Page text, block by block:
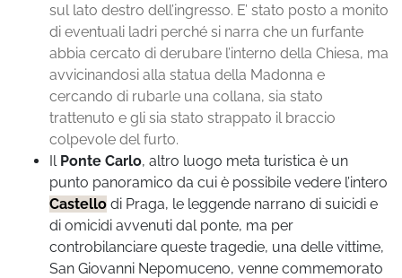
sul lato destro dell’ingresso. E’ stato posto a monito
di eventuali ladri perché si narra che un furfante
abbia cercato di derubare l’interno della Chiesa, ma
avvicinandosi alla statua della Madonna e
cercando di rubarle una collana, sia stato
trattenuto e gli sia stato strappato il braccio
colpevole del furto.
Il Ponte Carlo, altro luogo meta turistica è un
punto panoramico da cui è possibile vedere l’intero
Castello di Praga, le leggende narrano di suicidi e
di omicidi avvenuti dal ponte, ma per
controbilanciare queste tragedie, una delle vittime,
San Giovanni Nepomuceno, venne commemorato